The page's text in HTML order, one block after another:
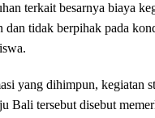
terkait besarnya biaya
dan tidak berpihak pada
yang dihimpun, kegiatan
Bali tersebut disebut